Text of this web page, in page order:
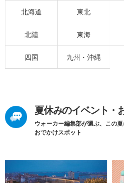
北海道 東北
北陸 東海
四国 九州・沖縄
夏休みのイベント・
ウォーカー編集部が選ぶ、この
おでかけスポット